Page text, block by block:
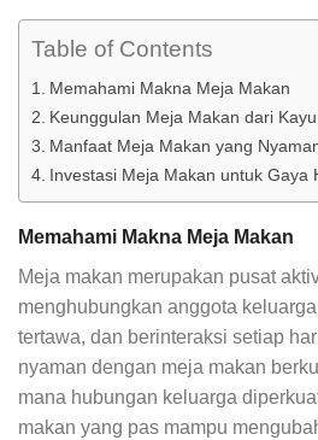
Table of Contents
Memahami Makna Meja Makan
Keunggulan Meja Makan dari
Manfaat Meja Makan yang
Investasi Meja Makan untuk Gaya
Memahami Makna Meja Makan
Meja makan merupakan pusat
menghubungkan anggota
tertawa, dan berinteraksi setiap
nyaman dengan meja makan
mana hubungan keluarga
makan yang pas mampu